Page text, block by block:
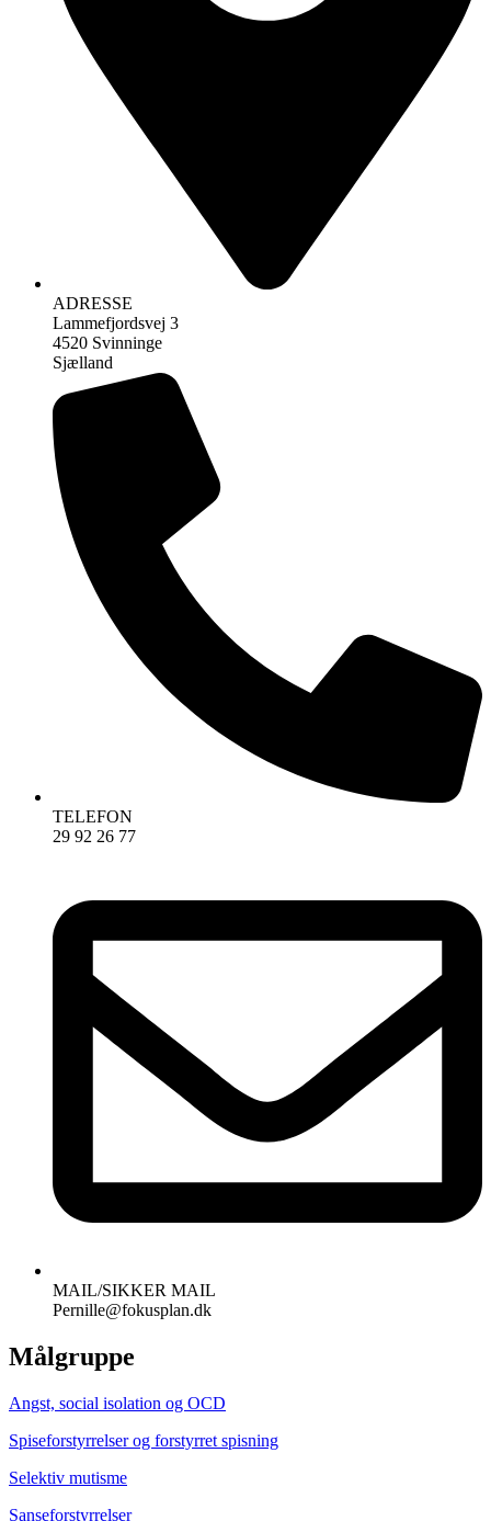
ADRESSE
Lammefjordsvej 3
4520 Svinninge
Sjælland
TELEFON
29 92 26 77
MAIL/SIKKER MAIL
Pernille@fokusplan.dk
Målgruppe
Angst, social isolation og OCD
Spiseforstyrrelser og forstyrret spisning
Selektiv mutisme
Sanseforstyrrelser